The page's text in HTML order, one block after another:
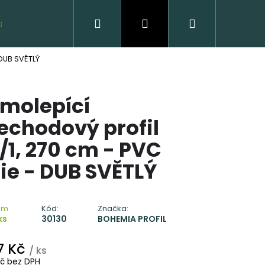
VZORKY ZDARMA Přihlášení
SVĚTLÝ
profil
270 cm - PVC
- DUB SVĚTLÝ
Kód:
30130
Značka:
BOHEMIA PROFIL
Kč / ks
bez DPH
PODLAHA DUB